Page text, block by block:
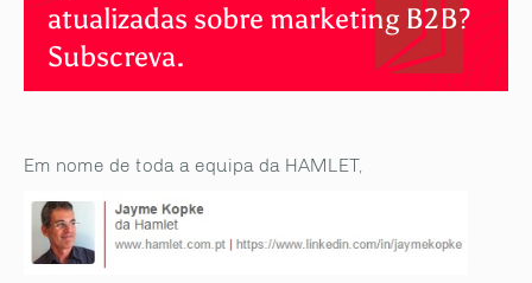
atualizadas sobre marketing B2B?
Subscreva.
Em nome de toda a equipa da HAMLET,